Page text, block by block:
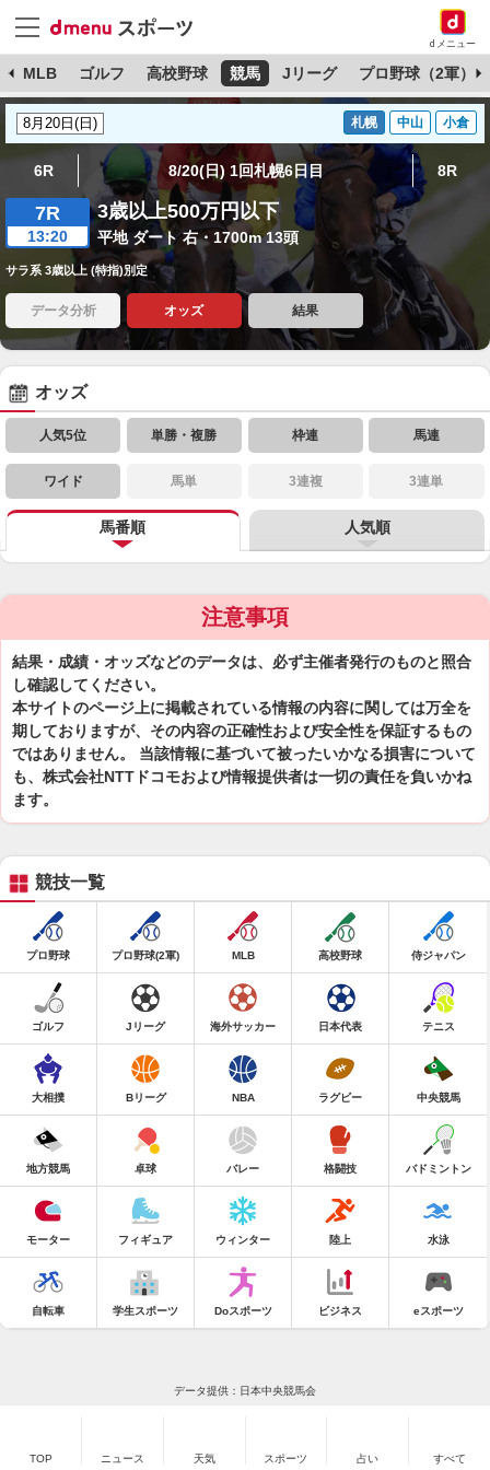
dメニュー
MLB ゴルフ 高校野球 競馬 Jリーグ プロ野球（2軍）
札幌 中山 小倉
6R 8/20(日) 1回札幌6日目 8R
7R
13:20
3歳以上500万円以下
平地 ダート 右・1700m 13頭
サラ系 3歳以上 (特指)別定
データ分析 オッズ 結果
オッズ
人気5位 単勝・複勝 枠連 馬連
ワイド 馬単 3連複 3連単
馬番順 人気順
注意事項
結果・成績・オッズなどのデータは、必ず主催者発行のものと照合
し確認してください。
本サイトのページ上に掲載されている情報の内容に関しては万全を
期しておりますが、その内容の正確性および安全性を保証するもの
ではありません。 当該情報に基づいて被ったいかなる損害について
も、株式会社NTTドコモおよび情報提供者は一切の責任を負いかね
ます。
競技一覧
プロ野球 プロ野球(2軍) MLB 高校野球 侍ジャパン
ゴルフ Jリーグ 海外サッカー 日本代表 テニス
大相撲 Bリーグ NBA ラグビー 中央競馬
地方競馬 卓球 バレー 格闘技 バドミントン
モーター フィギュア ウィンター 陸上 水泳
自転車 学生スポーツ Doスポーツ ビジネス eスポーツ
データ提供：日本中央競馬会
TOP ニュース 天気 スポーツ 占い すべて